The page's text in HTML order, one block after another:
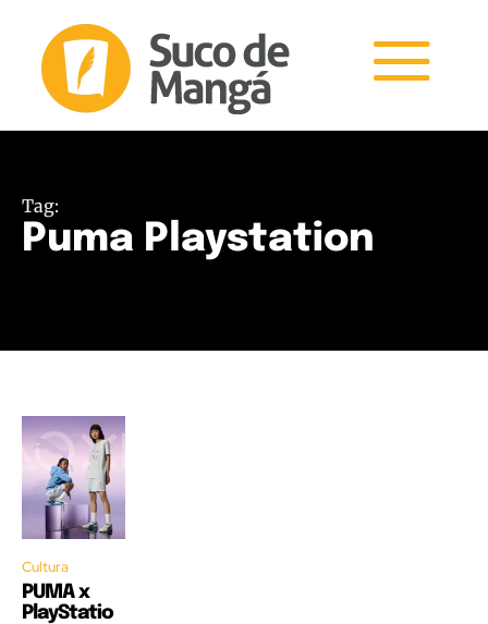
Tag:
Puma Playstation
Cultura
PUMA x
PlayStatio